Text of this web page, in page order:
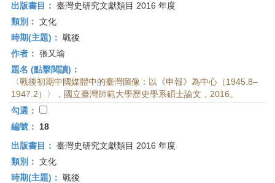
出版書目： 臺灣史研究文獻類目 2016 年度
類別： 文化
時期(主題)： 戰後
作者： 張又瑜
題名 (點擊閱讀)：
〈戰後初期中國媒體中的臺灣圖像：以《申報》為中心（1945.8–
1947.2）〉，國立臺灣師範大學歷史學系碩士論文，2016。
勾選：
編號：
18
出版書目： 臺灣史研究文獻類目 2016 年度
類別： 文化
時期(主題)： 戰後